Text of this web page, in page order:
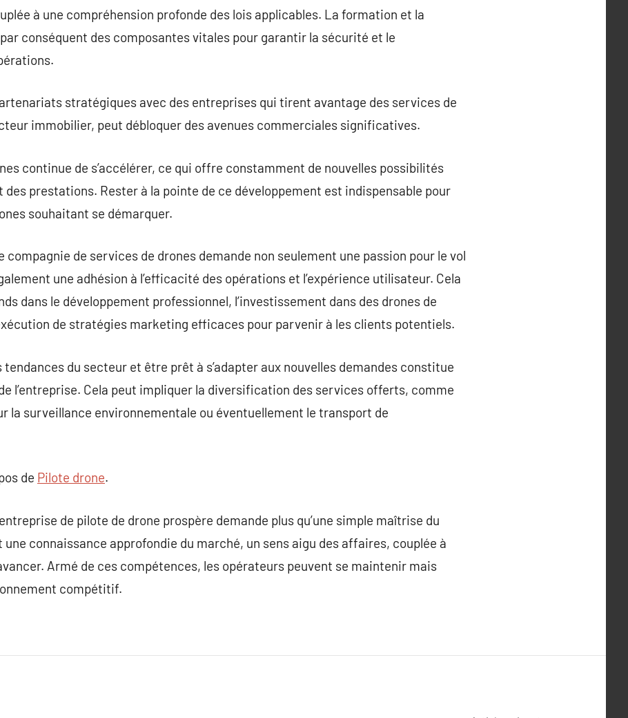
à une compréhension profonde des lois applicables. La formation et la
conséquent des composantes vitales pour garantir la sécurité et le
stratégiques avec des entreprises qui tirent avantage des services de
immobilier, peut débloquer des avenues commerciales significatives.
continue de s’accélérer, ce qui offre constamment de nouvelles possibilités
prestations. Rester à la pointe de ce développement est indispensable pour
souhaitant se démarquer.
compagnie de services de drones demande non seulement une passion pour le vol
une adhésion à l’efficacité des opérations et l’expérience utilisateur. Cela
dans le développement professionnel, l’investissement dans des drones de
de stratégies marketing efficaces pour parvenir à les clients potentiels.
du secteur et être prêt à s’adapter aux nouvelles demandes constitue
l’entreprise. Cela peut impliquer la diversification des services offerts, comme
la surveillance environnementale ou éventuellement le transport de
de Pilote drone.
de pilote de drone prospère demande plus qu’une simple maîtrise du
connaissance approfondie du marché, un sens aigu des affaires, couplée à
Armé de ces compétences, les opérateurs peuvent se maintenir mais
compétitif.